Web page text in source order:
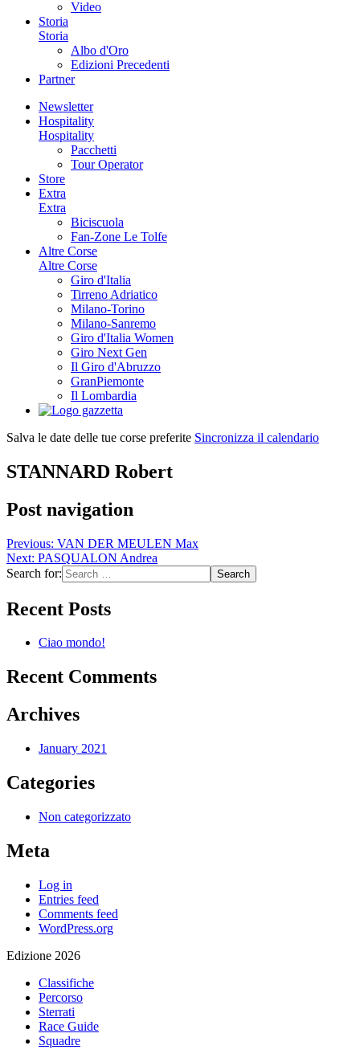
Video
Storia
Storia
Albo d'Oro
Edizioni Precedenti
Partner
Newsletter
Hospitality
Hospitality
Pacchetti
Tour Operator
Store
Extra
Extra
Biciscuola
Fan-Zone Le Tolfe
Altre Corse
Altre Corse
Giro d'Italia
Tirreno Adriatico
Milano-Torino
Milano-Sanremo
Giro d'Italia Women
Giro Next Gen
Il Giro d'Abruzzo
GranPiemonte
Il Lombardia
Salva le date delle tue corse preferite Sincronizza il calendario
STANNARD Robert
Post navigation
Previous: VAN DER MEULEN Max
Next: PASQUALON Andrea
Search for:
Recent Posts
Ciao mondo!
Recent Comments
Archives
January 2021
Categories
Non categorizzato
Meta
Log in
Entries feed
Comments feed
WordPress.org
Edizione 2026
Classifiche
Percorso
Sterrati
Race Guide
Squadre